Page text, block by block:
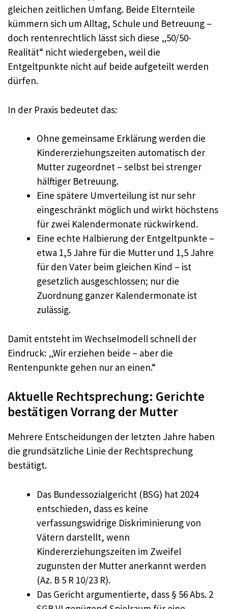
gleichen zeitlichen Umfang. Beide Elternteile
kümmern sich um Alltag, Schule und Betreuung –
doch rentenrechtlich lässt sich diese „50/50-
Realität“ nicht wiedergeben, weil die
Entgeltpunkte nicht auf beide aufgeteilt werden
dürfen.
In der Praxis bedeutet das:
Ohne gemeinsame Erklärung werden die
Kindererziehungszeiten automatisch der
Mutter zugeordnet – selbst bei strenger
hälftiger Betreuung.
Eine spätere Umverteilung ist nur sehr
eingeschränkt möglich und wirkt höchstens
für zwei Kalendermonate rückwirkend.
Eine echte Halbierung der Entgeltpunkte –
etwa 1,5 Jahre für die Mutter und 1,5 Jahre
für den Vater beim gleichen Kind – ist
gesetzlich ausgeschlossen; nur die
Zuordnung ganzer Kalendermonate ist
zulässig.
Damit entsteht im Wechselmodell schnell der
Eindruck: „Wir erziehen beide – aber die
Rentenpunkte gehen nur an einen.“
Aktuelle Rechtsprechung: Gerichte
bestätigen Vorrang der Mutter
Mehrere Entscheidungen der letzten Jahre haben
die grundsätzliche Linie der Rechtsprechung
bestätigt.
Das Bundessozialgericht (BSG) hat 2024
entschieden, dass es keine
verfassungswidrige Diskriminierung von
Vätern darstellt, wenn
Kindererziehungszeiten im Zweifel
zugunsten der Mutter anerkannt werden
(Az. B 5 R 10/23 R).
Das Gericht argumentierte, dass § 56 Abs. 2